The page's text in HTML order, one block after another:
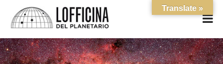
Translate »